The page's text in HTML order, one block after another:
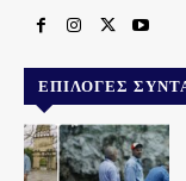
ΕΠΙΛΟΓΈΣ